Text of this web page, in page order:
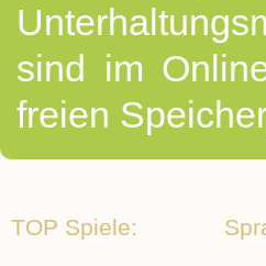
sind im
freien
TOP Spiele: